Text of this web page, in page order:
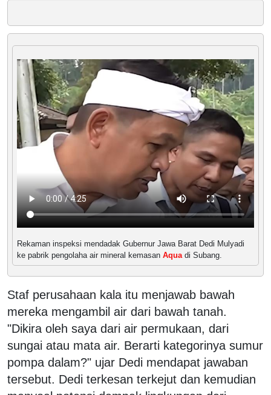
Rekaman inspeksi mendadak Gubernur Jawa Barat Dedi Mulyadi
ke pabrik pengolaha air mineral kemasan Aqua di Subang.
Staf perusahaan kala itu menjawab bawah
mereka mengambil air dari bawah tanah.
"Dikira oleh saya dari air permukaan, dari
sungai atau mata air. Berarti kategorinya sumur
pompa dalam?" ujar Dedi mendapat jawaban
tersebut. Dedi terkesan terkejut dan kemudian